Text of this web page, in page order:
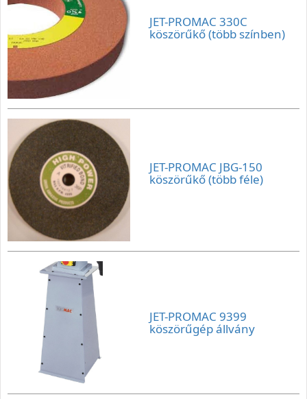
JET-PROMAC 330C
köszörűkő (több színben)
JET-PROMAC JBG-150
köszörűkő (több féle)
JET-PROMAC 9399
köszörűgép állvány